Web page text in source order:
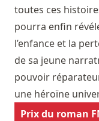
toutes ces
pourra enfin
l’enfance et la
de sa jeune
pouvoir
une héroïne
Prix du roman